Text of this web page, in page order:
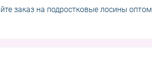
заказ на подростковые лосины оптом